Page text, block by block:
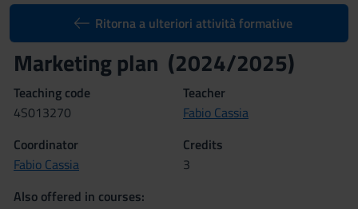
Ritorna a ulteriori attività formative
Marketing plan (2024/2025)
Teaching code
4S013270
Teacher
Fabio Cassia
Coordinator
Fabio Cassia
Credits
3
Also offered in courses: